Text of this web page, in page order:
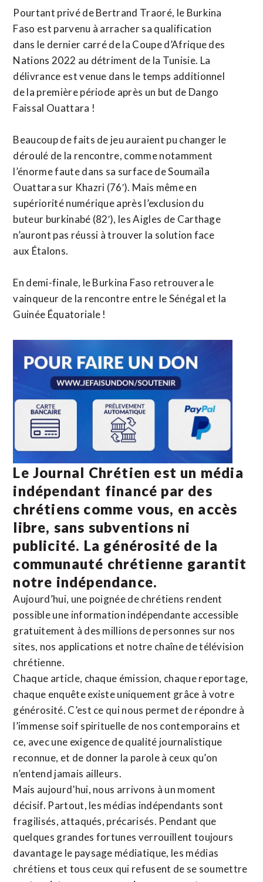
Pourtant privé de Bertrand Traoré, le Burkina
Faso est parvenu à arracher sa qualification
dans le dernier carré de la Coupe d’Afrique des
Nations 2022 au détriment de la Tunisie. La
délivrance est venue dans le temps additionnel
de la première période après un but de Dango
Faissal Ouattara !
Beaucoup de faits de jeu auraient pu changer le
déroulé de la rencontre, comme notamment
l’énorme faute dans sa surface de Soumaïla
Ouattara sur Khazri (76′). Mais même en
supériorité numérique après l’exclusion du
buteur burkinabé (82′), les Aigles de Carthage
n’auront pas réussi à trouver la solution face
aux Étalons.
En demi-finale, le Burkina Faso retrouvera le
vainqueur de la rencontre entre le Sénégal et la
Guinée Équatoriale !
Le Journal Chrétien est un média
indépendant financé par des
chrétiens comme vous, en accès
libre, sans subventions ni
publicité. La générosité de la
communauté chrétienne garantit
notre indépendance.
Aujourd’hui, une poignée de chrétiens rendent
possible une information indépendante accessible
gratuitement à des millions de personnes sur nos
sites, nos applications et notre chaîne de télévision
chrétienne.
Chaque article, chaque émission, chaque reportage,
chaque enquête existe uniquement grâce à votre
générosité. C’est ce qui nous permet de répondre à
l’immense soif spirituelle de nos contemporains et
ce, avec une exigence de qualité journalistique
reconnue, et de donner la parole à ceux qu’on
n’entend jamais ailleurs.
Mais aujourd’hui, nous arrivons à un moment
décisif. Partout, les médias indépendants sont
fragilisés, attaqués, précarisés. Pendant que
quelques grandes fortunes verrouillent toujours
davantage le paysage médiatique, les médias
chrétiens et tous ceux qui refusent de se soumettre